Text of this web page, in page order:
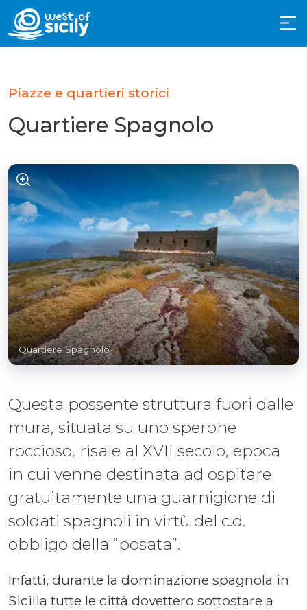
Piazze e quartieri storici
Quartiere Spagnolo
Quartiere Spagnolo
Questa possente struttura fuori dalle
mura, situata su uno sperone
roccioso, risale al XVII secolo, epoca
in cui venne destinata ad ospitare
gratuitamente una guarnigione di
soldati spagnoli in virtù del c.d.
obbligo della “posata”.
Infatti, durante la dominazione spagnola in
Sicilia tutte le città dovettero sottostare a